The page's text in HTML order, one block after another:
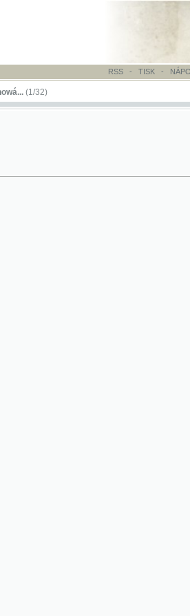
RSS - TISK-NÁPOVĚDA - ODKAZY